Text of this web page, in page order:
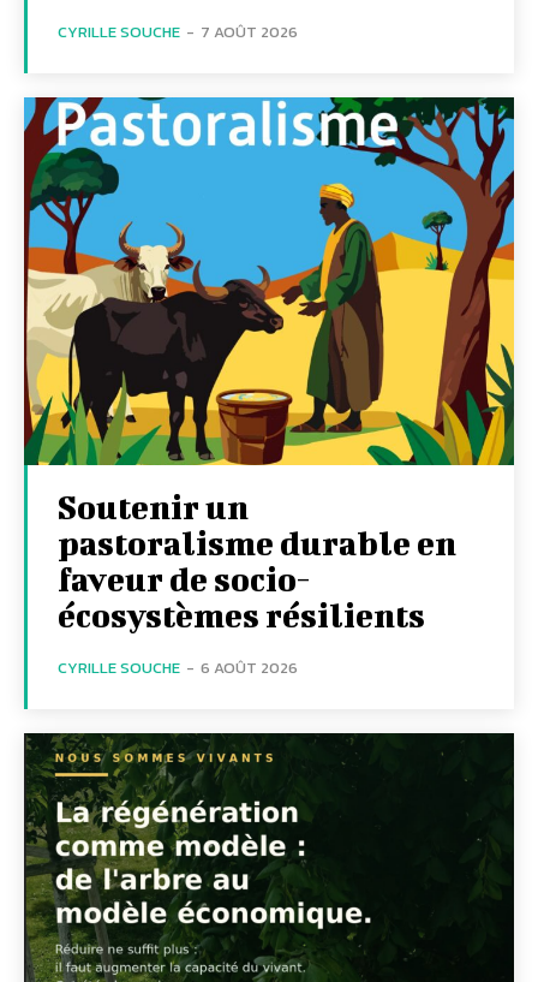
CYRILLE SOUCHE - 7 AOÛT 2026
Soutenir un
pastoralisme durable en
faveur de socio-
écosystèmes résilients
CYRILLE SOUCHE - 6 AOÛT 2026